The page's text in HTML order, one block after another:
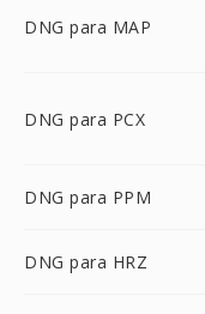
DNG para MAP
DNG para PCX
DNG para PPM
DNG para HRZ